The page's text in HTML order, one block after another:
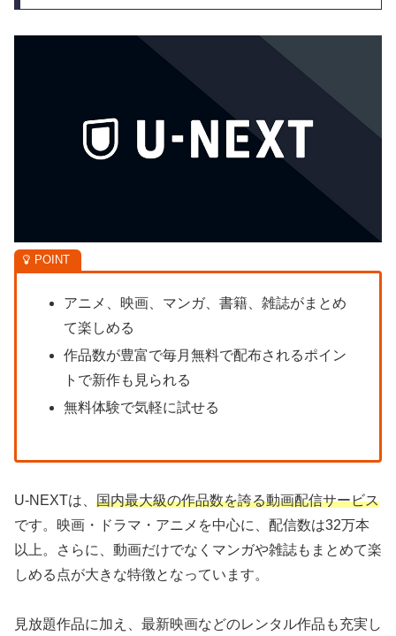
アニメ、映画、マンガ、書籍、雑誌がまとめ
て楽しめる
作品数が豊富で毎月無料で配布されるポイン
トで新作も見られる
無料体験で気軽に試せる
U-NEXTは、 国内最大級の作品数を誇る動画配信サービス
です。映画・ドラマ・アニメを中心に、配信数は32万本
以上。さらに、動画だけでなくマンガや雑誌もまとめて楽
しめる点が大きな特徴となっています。
見放題作品に加え、最新映画などのレンタル作品も充実し